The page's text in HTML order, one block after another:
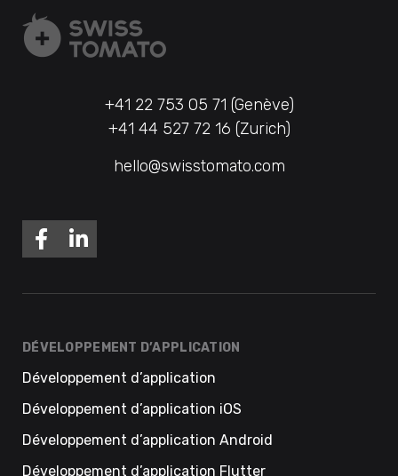
+41 22 753 05 71 (Genève)
+41 44 527 72 16 (Zurich)
hello@swisstomato.com
DÉVELOPPEMENT D’APPLICATION
Développement d’application
Développement d’application iOS
Développement d’application Android
Développement d’application Flutter